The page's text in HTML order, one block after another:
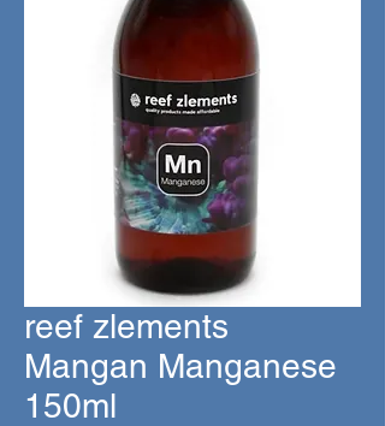
reef zlements
Mangan Manganese
150ml